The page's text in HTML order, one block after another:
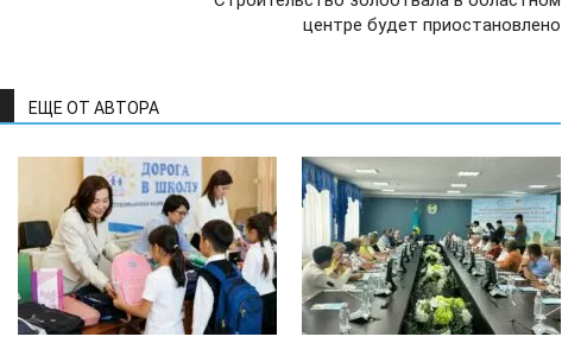
центре будет приостановлено
ЕЩЕ ОТ АВТОРА